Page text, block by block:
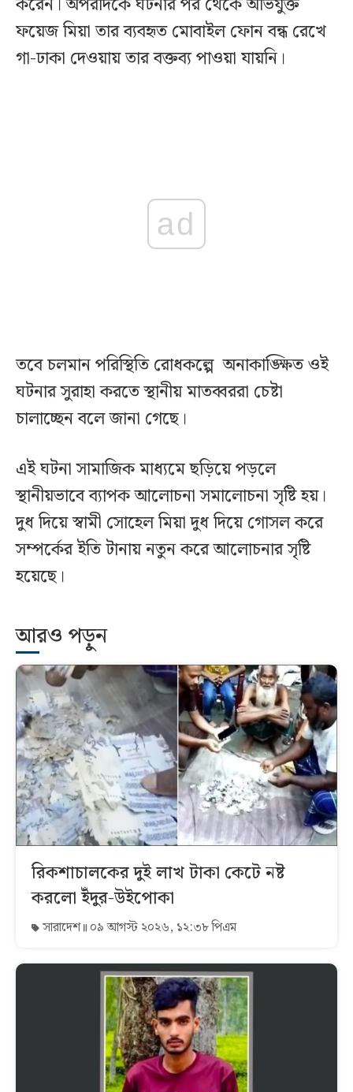
ফয়েজ মিয়া তার ব্যবহৃত মোবাইল ফোন বন্ধ রেখে
গা-ঢাকা দেওয়ায় তার বক্তব্য পাওয়া যায়নি।
ad
তবে চলমান পরিস্থিতি রোধকল্পে অনাকাঙ্ক্ষিত ওই
ঘটনার সুরাহা করতে স্থানীয় মাতব্বররা চেষ্টা
চালাচ্ছেন বলে জানা গেছে।
এই ঘটনা সামাজিক মাধ্যমে ছড়িয়ে পড়লে
স্থানীয়ভাবে ব্যাপক আলোচনা সমালোচনা সৃষ্টি হয়।
দুধ দিয়ে স্বামী সোহেল মিয়া দুধ দিয়ে গোসল করে
সম্পর্কের ইতি টানায় নতুন করে আলোচনার সৃষ্টি
হয়েছে।
আরও পড়ুন
রিকশাচালকের দুই লাখ টাকা কেটে নষ্ট
করলো ইঁদুর-উইপোকা
সারাদেশ ০৯ আগস্ট ২০২৬, ১২:৩৮ পিএম